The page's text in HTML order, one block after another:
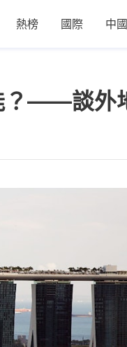
熱榜 國際 中國
？——談外